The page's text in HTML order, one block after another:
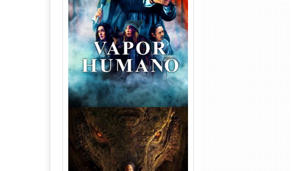
Vapor Humano 1ª Temporada
Torrent (2026) WEB-DL 1080p
Dual Áudio